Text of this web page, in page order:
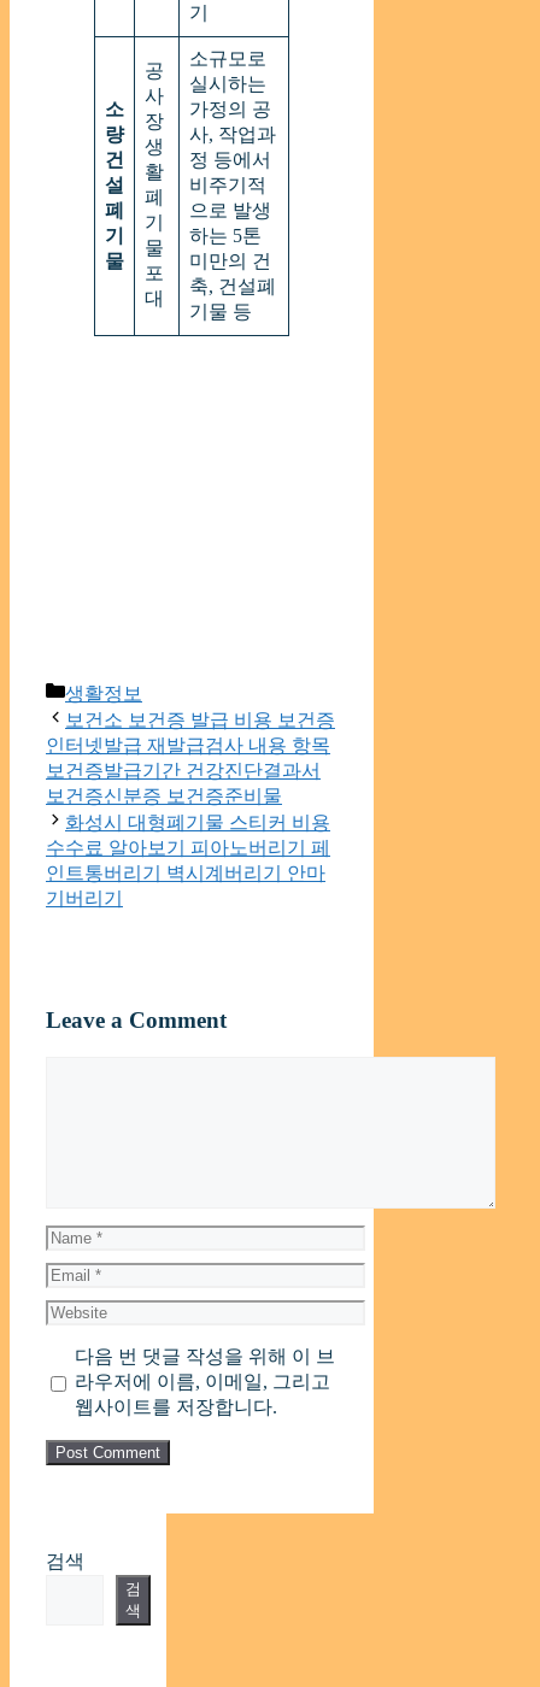
기
소
량
건
설
폐
기
물
공
사
장
생
활
폐
기
물
포
대
소규모로
실시하는
가정의 공
사, 작업과
정 등에서
비주기적
으로 발생
하는 5톤
미만의 건
축, 건설폐
기물 등
Categories
생활정보
보건소 보건증 발급 비용 보건증
인터넷발급 재발급검사 내용 항목
보건증발급기간 건강진단결과서
보건증신분증 보건증준비물
화성시 대형폐기물 스티커 비용
수수료 알아보기 피아노버리기 페
인트통버리기 벽시계버리기 안마
기버리기
Leave a Comment
Name
Email
Website
다음 번 댓글 작성을 위해 이 브
라우저에 이름, 이메일, 그리고
웹사이트를 저장합니다.
검색
검
색